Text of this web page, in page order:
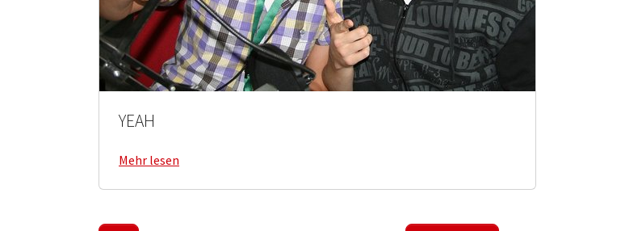
YEAH
Mehr lesen